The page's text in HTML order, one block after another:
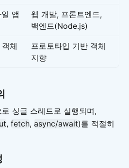
앱
웹 개발, 프론트엔드,
백엔드(Node.js)
체
프로토타입 기반 객체
지향
싱글 스레드로 실행되며,
, fetch, async/await)를 적절히